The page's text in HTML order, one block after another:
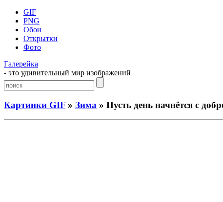
GIF
PNG
Обои
Открытки
Фото
Галерейка
- это удивительный мир изображений
Картинки GIF » Зима » Пусть день начнётся с